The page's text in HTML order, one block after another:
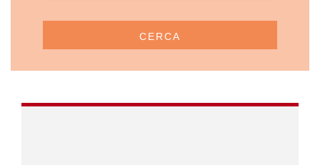
CERCA